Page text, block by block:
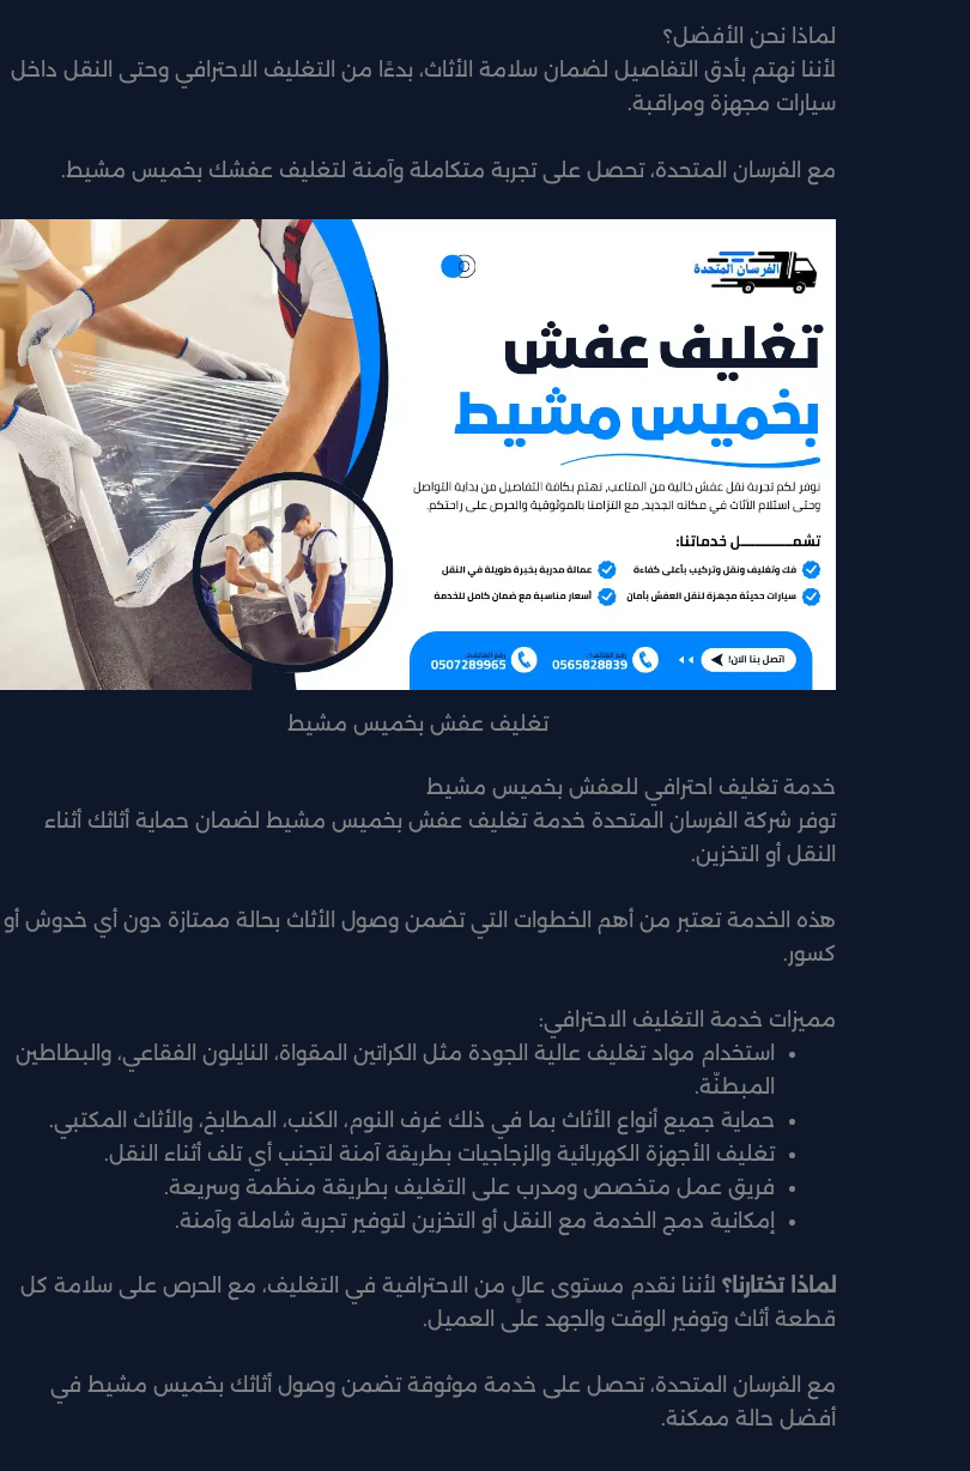
لماذا نحن الأفضل؟
لأننا نهتم بأدق التفاصيل لضمان سلامة الأثاث، بدءًا من التغليف الاحترافي وحتى النقل داخل
سيارات مجهزة ومراقبة.
مع الفرسان المتحدة، تحصل على تجربة متكاملة وآمنة لتغليف عفشك بخميس مشيط.
تغليف عفش بخميس مشيط
خدمة تغليف احترافي للعفش بخميس مشيط
توفر شركة الفرسان المتحدة خدمة تغليف عفش بخميس مشيط لضمان حماية أثاثك أثناء
النقل أو التخزين.
هذه الخدمة تعتبر من أهم الخطوات التي تضمن وصول الأثاث بحالة ممتازة دون أي خدوش أو
كسور.
مميزات خدمة التغليف الاحترافي:
استخدام مواد تغليف عالية الجودة مثل الكراتين المقواة، النايلون الفقاعي، والبطاطين
المبطنّة.
حماية جميع أنواع الأثاث بما في ذلك غرف النوم، الكنب، المطابخ، والأثاث المكتبي.
تغليف الأجهزة الكهربائية والزجاجيات بطريقة آمنة لتجنب أي تلف أثناء النقل.
فريق عمل متخصص ومدرب على التغليف بطريقة منظمة وسريعة.
إمكانية دمج الخدمة مع النقل أو التخزين لتوفير تجربة شاملة وآمنة.
لماذا تختارنا؟ لأننا نقدم مستوى عالٍ من الاحترافية في التغليف، مع الحرص على سلامة كل
قطعة أثاث وتوفير الوقت والجهد على العميل.
مع الفرسان المتحدة، تحصل على خدمة موثوقة تضمن وصول أثاثك بخميس مشيط في
أفضل حالة ممكنة.